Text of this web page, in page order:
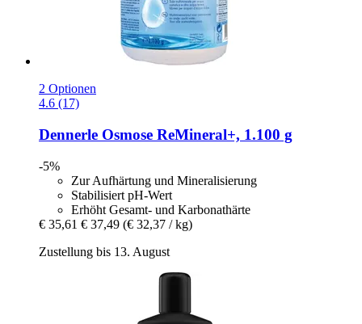
2 Optionen
4.6 (17)
Dennerle Osmose ReMineral+, 1.100 g
-5%
Zur Aufhärtung und Mineralisierung
Stabilisiert pH-Wert
Erhöht Gesamt- und Karbonathärte
€ 35,61 € 37,49 (€ 32,37 / kg)
Zustellung bis 13. August